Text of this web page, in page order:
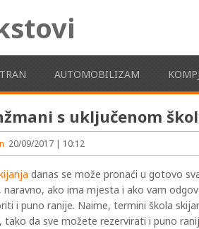
AUTOMOBILIZAM
s uključenom
20/09/2017 | 10:12
danas se može pronaći u gotovo
naravno, ako ima mjesta i ako vam
i puno ranije. Naime, termini škola
tako da sve možete rezervirati i puno